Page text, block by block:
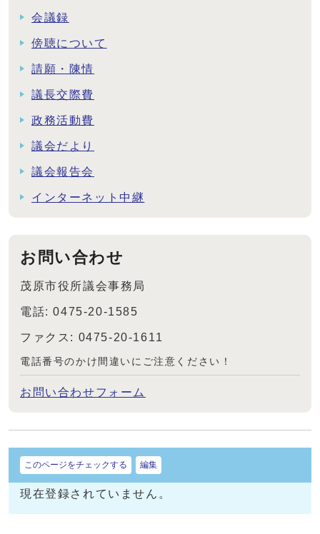
会議録
傍聴について
請願・陳情
議長交際費
政務活動費
議会だより
議会報告会
インターネット中継
お問い合わせ
茂原市役所議会事務局
電話: 0475-20-1585
ファクス: 0475-20-1611
電話番号のかけ間違いにご注意ください！
お問い合わせフォーム
このページをチェックする 編集
現在登録されていません。